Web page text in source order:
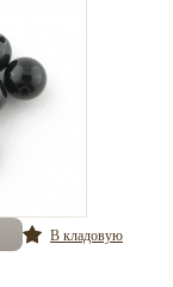
В кладовую